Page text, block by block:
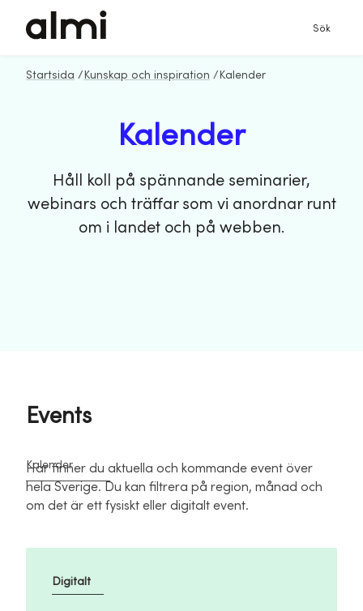
Sök
Startsida / Kunskap och inspiration / Kalender
Kalender
Håll koll på spännande seminarier,
webinars och träffar som vi anordnar runt
om i landet och på webben.
Events
Kalender
Här finner du aktuella och kommande event över
hela Sverige. Du kan filtrera på region, månad och
om det är ett fysiskt eller digitalt event.
Digitalt